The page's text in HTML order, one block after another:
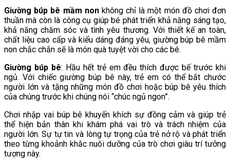
Giường búp bê mầm nonkhông chỉ là một món đồ chơi đơn
thuần mà còn là công cụ giúp bé phát triển khả năng sáng tạo,
khả năng chăm sóc và tình yêu thương. Với thiết kế an toàn,
chất liệu cao cấp và kiểu dáng đáng yêu, giường búp bê mầm
non chắc chắn sẽ là món quà tuyệt vời cho các bé.
Giường búp bê: Hầu hết trẻ em đều thích được bế trước khi
ngủ. Với chiếc giường búp bê này, trẻ em có thể bắt chước
người lớn và tặng những món đồ chơi hoặc búp bê yêu thích
của chúng trước khi chúng nói “chúc ngủ ngon”.
Chơi nhập vai búp bê khuyến khích sự đồng cảm và giúp trẻ
thể hiện bản thân khi khám phá vai trò và trách nhiệm của
người lớn. Sự tự tin và lòng tự trọng của trẻ nở rộ và phát triển
theo từng khoảnh khắc nuôi dưỡng của trò chơi giàu trí tưởng
tượng này.